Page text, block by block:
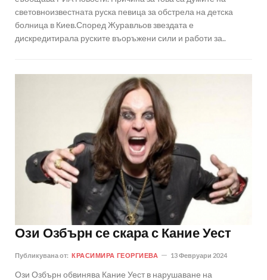
световноизвестната руска певица за обстрела на детска
болница в Киев.Според Журавльов звездата е
дискредитирала руските въоръжени сили и работи за..
Ози Озбърн се скара с Кание Уест
Публикувана от: КРАСИМИРА ГЕОРГИЕВА 13 Февруари 2024
Ози Озбърн обвинява Кание Уест в нарушаване на